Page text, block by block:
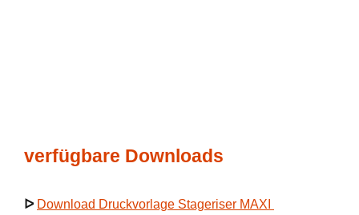
verfügbare Downloads
ᐅ Download Druckvorlage Stageriser MAXI